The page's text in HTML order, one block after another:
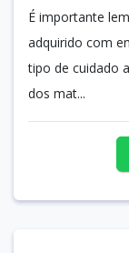
É importante
adquirido com
tipo de cuidado
dos mat...